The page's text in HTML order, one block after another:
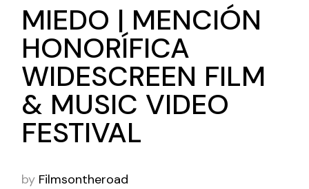
MIEDO | MENCIÓN
HONORÍFICA
WIDESCREEN FILM
& MUSIC VIDEO
FESTIVAL
by Filmsontheroad